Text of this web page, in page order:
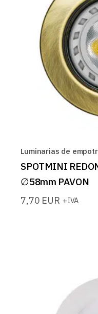
Luminarias de
SPOTMINI
∅58mm PAVON
7,70 EUR +IVA